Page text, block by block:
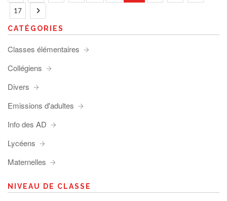
17
CATÉGORIES
Classes élémentaires
Collégiens
Divers
Emissions d'adultes
Info des AD
Lycéens
Maternelles
NIVEAU DE CLASSE